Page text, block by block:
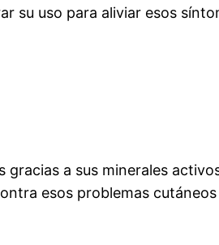
su uso para aliviar esos
a sus minerales
esos problemas